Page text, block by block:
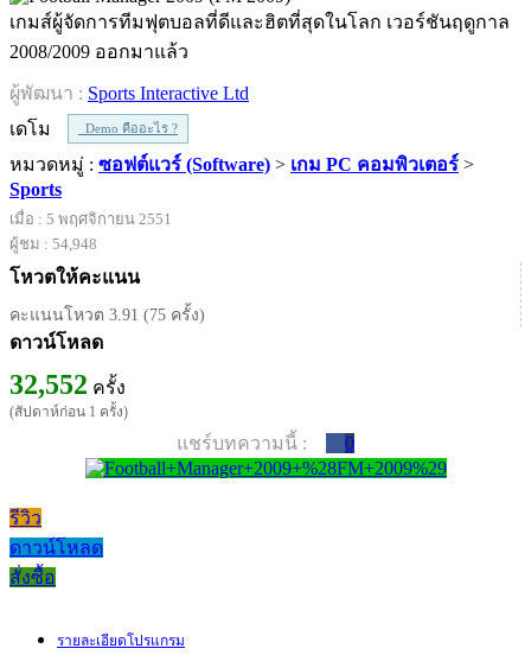
เกมส์ผู้จัดการทีมฟุตบอลที่ดีและฮิตที่สุดในโลก เวอร์ชันฤดูกาล
2008/2009 ออกมาแล้ว
ผู้พัฒนา : Sports Interactive Ltd
เดโม
Demo คืออะไร ?
หมวดหมู่ : ซอฟต์แวร์ (Software) > เกม PC คอมพิวเตอร์ >
Sports
เมื่อ : 5 พฤศจิกายน 2551
ผู้ชม : 54,948
โหวตให้คะแนน
คะแนนโหวต 3.91 (75 ครั้ง)
ดาวน์โหลด
32,552 ครั้ง
(สัปดาห์ก่อน 1 ครั้ง)
แชร์บทความนี้ : 0
รีวิว
ดาวน์โหลด
สั่งซื้อ
รายละเอียดโปรแกรม